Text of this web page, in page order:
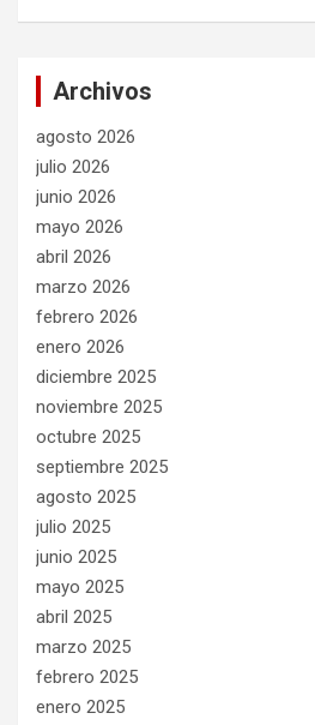
Archivos
agosto 2026
julio 2026
junio 2026
mayo 2026
abril 2026
marzo 2026
febrero 2026
enero 2026
diciembre 2025
noviembre 2025
octubre 2025
septiembre 2025
agosto 2025
julio 2025
junio 2025
mayo 2025
abril 2025
marzo 2025
febrero 2025
enero 2025